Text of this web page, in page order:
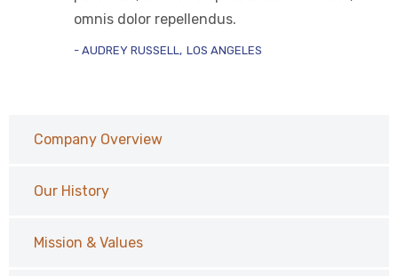
omnis dolor repellendus.
AUDREY RUSSELL LOS ANGELES
Company Overview
Our History
Mission & Values